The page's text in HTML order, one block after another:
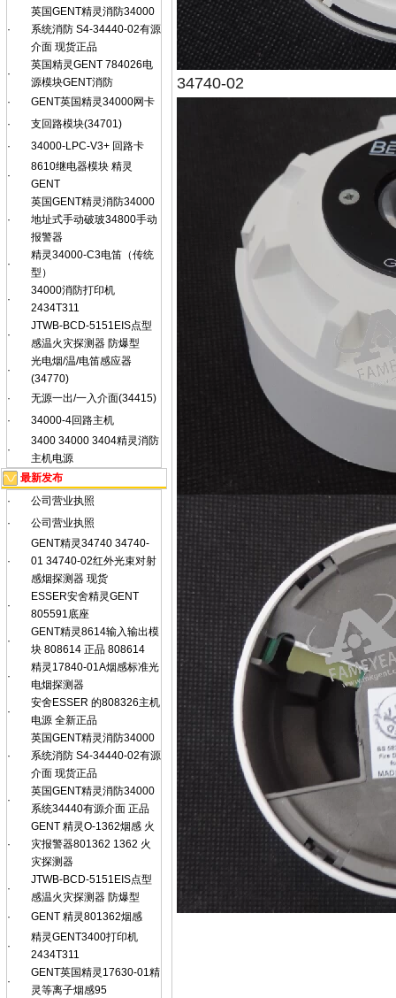
·
英国GENT精灵消防34000
系统消防 S4-34440-02有源
介面 现货正品
·
英国精灵GENT 784026电
源模块GENT消防
·
GENT英国精灵34000网卡
·
支回路模块(34701)
·
34000-LPC-V3+ 回路卡
·
8610继电器模块 精灵
GENT
·
英国GENT精灵消防34000
地址式手动破玻34800手动
报警器
·
精灵34000-C3电笛（传统
型）
·
34000消防打印机
2434T311
·
JTWB-BCD-5151EIS点型
感温火灾探测器 防爆型
·
光电烟/温/电笛感应器
(34770)
·
无源一出/一入介面(34415)
·
34000-4回路主机
·
3400 34000 3404精灵消防
主机电源
最新发布
·
公司营业执照
·
公司营业执照
·
GENT精灵34740 34740-
01 34740-02红外光束对射
感烟探测器 现货
·
ESSER安舍精灵GENT
805591底座
·
GENT精灵8614输入输出模
块 808614 正品 808614
·
精灵17840-01A烟感标准光
电烟探测器
·
安舍ESSER 的808326主机
电源 全新正品
·
英国GENT精灵消防34000
系统消防 S4-34440-02有源
介面 现货正品
·
英国GENT精灵消防34000
系统34440有源介面 正品
·
GENT 精灵O-1362烟感 火
灾报警器801362 1362 火
灾探测器
·
JTWB-BCD-5151EIS点型
感温火灾探测器 防爆型
·
GENT 精灵801362烟感
·
精灵GENT3400打印机
2434T311
·
GENT英国精灵17630-01精
灵等离子烟感95
34740-02